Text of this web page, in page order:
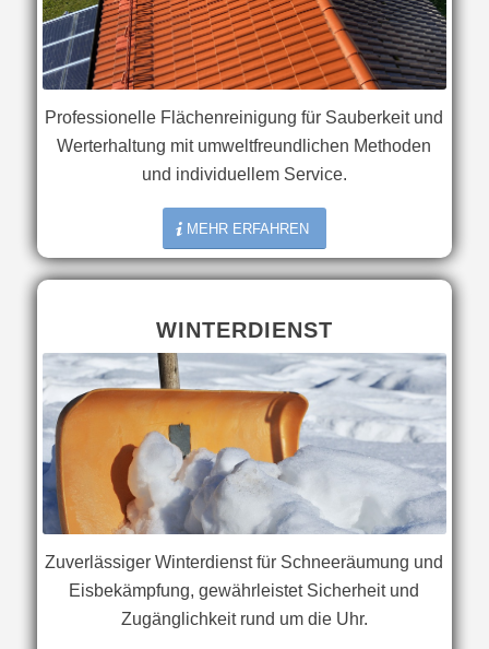
Professionelle Flächenreinigung für Sauberkeit und
Werterhaltung mit umweltfreundlichen Methoden
und individuellem Service.
MEHR ERFAHREN
WINTERDIENST
Zuverlässiger Winterdienst für Schneeräumung und
Eisbekämpfung, gewährleistet Sicherheit und
Zugänglichkeit rund um die Uhr.